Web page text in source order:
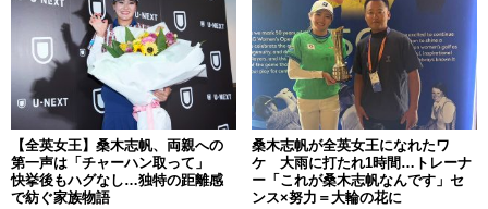
【全英女王】桑木志帆、両親への
第一声は「チャーハン取って」
快挙後もハグなし…独特の距離感
で紡ぐ家族物語
桑木志帆が全英女王になれたワ
ケ 大雨に打たれ1時間…トレーナ
ー「これが桑木志帆なんです」セ
ンス×努力＝大輪の花に